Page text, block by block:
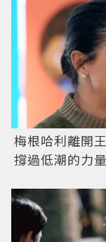
梅根哈利離開
撐過低潮的力量